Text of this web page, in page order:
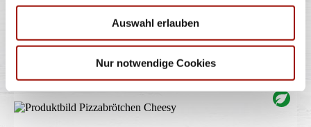
Auswahl erlauben
Nur notwendige Cookies
12,40 €
PIZZABRÖTCHEN CHEESY